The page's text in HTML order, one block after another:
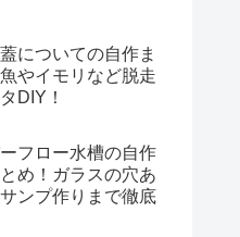
についての自作ま
やイモリなど脱走
DIY！
フロー水槽の自作
め！ガラスの穴あ
ンプ作りまで徹底